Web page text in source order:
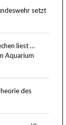
setzt
liest …
Aquarium
des